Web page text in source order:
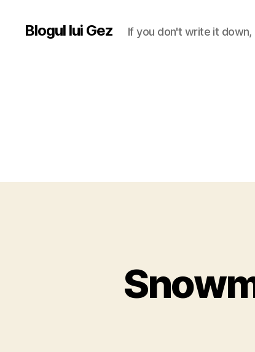
Blogul lui Gez If you don't write it